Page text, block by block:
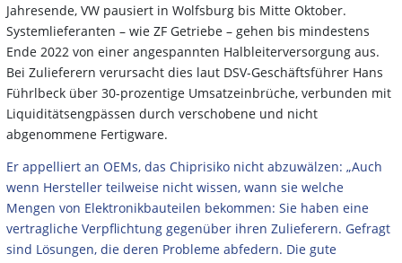
Jahresende, VW pausiert in Wolfsburg bis Mitte Oktober.
Systemlieferanten – wie ZF Getriebe – gehen bis mindestens
Ende 2022 von einer angespannten Halbleiterversorgung aus.
Bei Zulieferern verursacht dies laut DSV-Geschäftsführer Hans
Führlbeck über 30-prozentige Umsatzeinbrüche, verbunden mit
Liquiditätsengpässen durch verschobene und nicht
abgenommene Fertigware.
Er appelliert an OEMs, das Chiprisiko nicht abzuwälzen: „Auch
wenn Hersteller teilweise nicht wissen, wann sie welche
Mengen von Elektronikbauteilen bekommen: Sie haben eine
vertragliche Verpflichtung gegenüber ihren Zulieferern. Gefragt
sind Lösungen, die deren Probleme abfedern. Die gute